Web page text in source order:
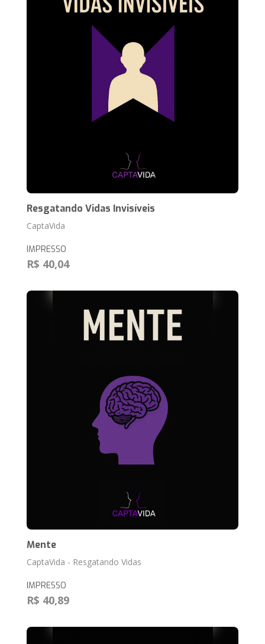
Resgatando Vidas Invisíveis
CaptaVida
IMPRESSO
R$ 40,04
Mente
CaptaVida - Resgatando Vidas
IMPRESSO
R$ 40,89